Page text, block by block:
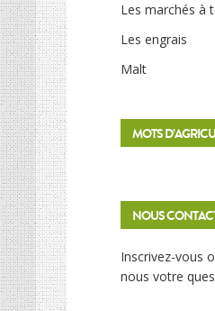
Les marchés à
Les engrais
Malt
MOTS
NOUS
Inscrivez-vous
nous votre